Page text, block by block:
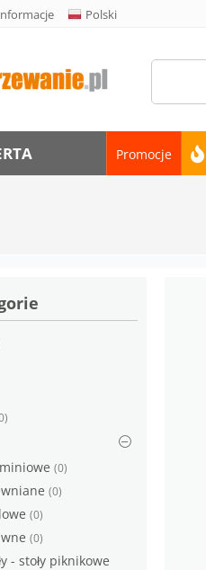
Polski
Promocje
(0)
(0)
(0)
(0)
- stoły piknikowe